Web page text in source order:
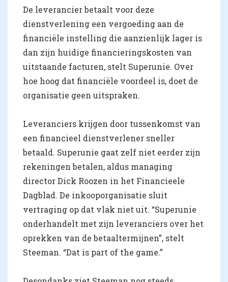
De leverancier betaalt voor deze
dienstverlening een vergoeding aan de
financiële instelling die aanzienlijk lager is
dan zijn huidige financieringskosten van
uitstaande facturen, stelt Superunie. Over
hoe hoog dat financiële voordeel is, doet de
organisatie geen uitspraken.
Leveranciers krijgen door tussenkomst van
een financieel dienstverlener sneller
betaald. Superunie gaat zelf niet eerder zijn
rekeningen betalen, aldus managing
director Dick Roozen in het Financieele
Dagblad. De inkooporganisatie sluit
vertraging op dat vlak niet uit. “Superunie
onderhandelt met zijn leveranciers over het
oprekken van de betaaltermijnen”, stelt
Steeman. “Dat is part of the game.”